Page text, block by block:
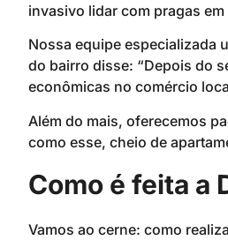
invasivo lidar com pragas
Nossa equipe especializada
do bairro disse: “Depois do
econômicas no comércio
Além do mais, oferecemos
como esse, cheio de
Como é feita a
Vamos ao cerne: como